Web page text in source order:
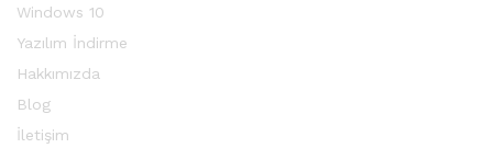
Windows 10
Yazılım İndirme
Hakkımızda
Blog
İletişim